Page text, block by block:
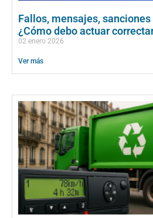
Fallos, mensajes,
¿Cómo debo actuar
02 enero 2026
Ver más